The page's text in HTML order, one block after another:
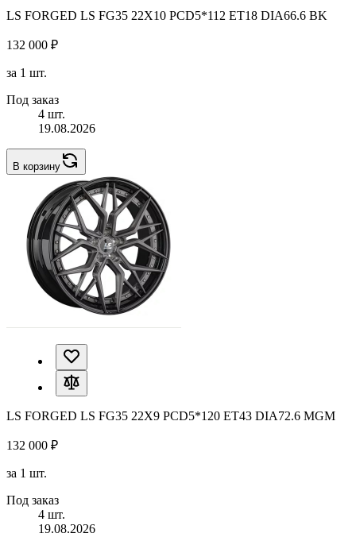
LS FORGED LS FG35 22X10 PCD5*112 ET18 DIA66.6 BK
132 000 ₽
за 1 шт.
Под заказ
4 шт.
19.08.2026
В корзину
LS FORGED LS FG35 22X9 PCD5*120 ET43 DIA72.6 MGM
132 000 ₽
за 1 шт.
Под заказ
4 шт.
19.08.2026